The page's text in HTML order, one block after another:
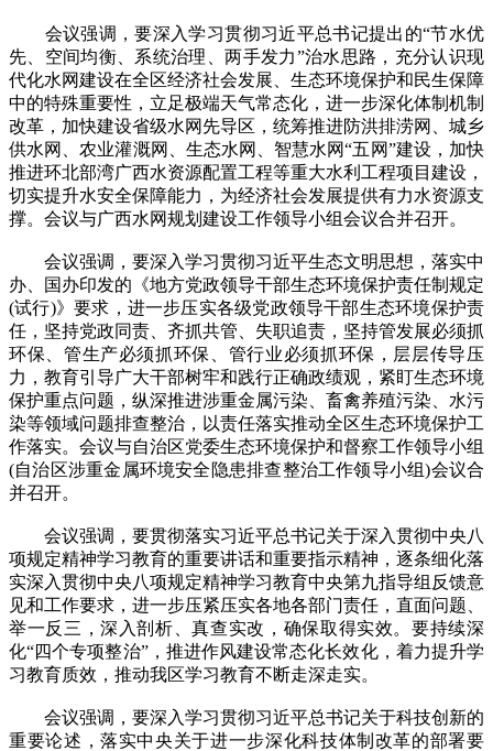
会议强调，要深入学习贯彻习近平总书记提出的“节水优
先、空间均衡、系统治理、两手发力”治水思路，充分认识现
代化水网建设在全区经济社会发展、生态环境保护和民生保障
中的特殊重要性，立足极端天气常态化，进一步深化体制机制
改革，加快建设省级水网先导区，统筹推进防洪排涝网、城乡
供水网、农业灌溉网、生态水网、智慧水网“五网”建设，加快
推进环北部湾广西水资源配置工程等重大水利工程项目建设，
切实提升水安全保障能力，为经济社会发展提供有力水资源支
撑。会议与广西水网规划建设工作领导小组会议合并召开。
会议强调，要深入学习贯彻习近平生态文明思想，落实中
办、国办印发的《地方党政领导干部生态环境保护责任制规定
(试行)》要求，进一步压实各级党政领导干部生态环境保护责
任，坚持党政同责、齐抓共管、失职追责，坚持管发展必须抓
环保、管生产必须抓环保、管行业必须抓环保，层层传导压
力，教育引导广大干部树牢和践行正确政绩观，紧盯生态环境
保护重点问题，纵深推进涉重金属污染、畜禽养殖污染、水污
染等领域问题排查整治，以责任落实推动全区生态环境保护工
作落实。会议与自治区党委生态环境保护和督察工作领导小组
(自治区涉重金属环境安全隐患排查整治工作领导小组)会议合
并召开。
会议强调，要贯彻落实习近平总书记关于深入贯彻中央八
项规定精神学习教育的重要讲话和重要指示精神，逐条细化落
实深入贯彻中央八项规定精神学习教育中央第九指导组反馈意
见和工作要求，进一步压紧压实各地各部门责任，直面问题、
举一反三，深入剖析、真查实改，确保取得实效。要持续深
化“四个专项整治”，推进作风建设常态化长效化，着力提升学
习教育质效，推动我区学习教育不断走深走实。
会议强调，要深入学习贯彻习近平总书记关于科技创新的
重要论述，落实中央关于进一步深化科技体制改革的部署要